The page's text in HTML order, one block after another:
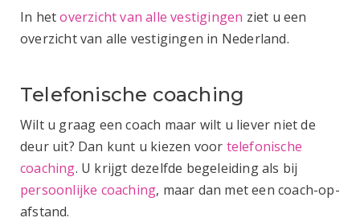
In hetoverzicht van alle vestigingen ziet u een
overzicht van alle vestigingen in Nederland.
Telefonische coaching
Wilt u graag een coach maar wilt u liever niet de
deur uit? Dan kunt u kiezen voor telefonische
coaching. U krijgt dezelfde begeleiding als bij
persoonlijke coaching, maar dan met een coach-op-
afstand.